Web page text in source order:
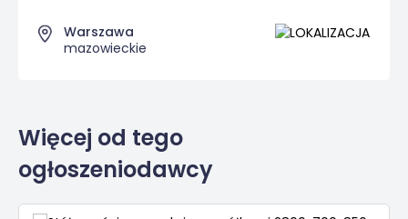
Warszawa
mazowieckie
Więcej od tego
ogłoszeniodawcy